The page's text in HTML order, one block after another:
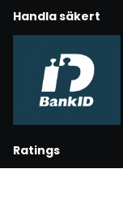
Handla säkert
Ratings